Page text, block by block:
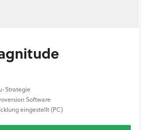
Strategie
Software
eingestellt (PC)